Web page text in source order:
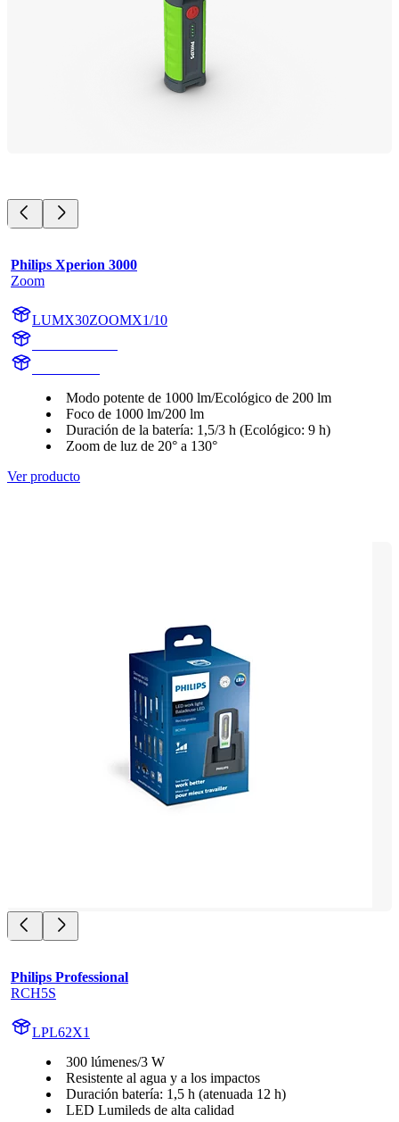
Philips Xperion 3000
Zoom
LUMX30ZOOMX1/10
Modo potente de 1000 lm/Ecológico de 200 lm
Foco de 1000 lm/200 lm
Duración de la batería: 1,5/3 h (Ecológico: 9 h)
Zoom de luz de 20° a 130°
Ver producto
Philips Professional
RCH5S
LPL62X1
300 lúmenes/3 W
Resistente al agua y a los impactos
Duración batería: 1,5 h (atenuada 12 h)
LED Lumileds de alta calidad